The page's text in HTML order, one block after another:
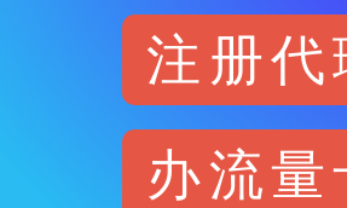
注册代
办流量